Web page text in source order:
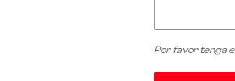
Por favor tenga